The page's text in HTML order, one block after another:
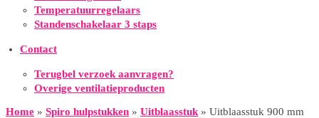
Temperatuurregelaars
Standenschakelaar 3 staps
Contact
Terugbel verzoek aanvragen?
Overige ventilatieproducten
Home » Spiro hulpstukken » Uitblaasstuk » Uitblaasstuk 900 mm